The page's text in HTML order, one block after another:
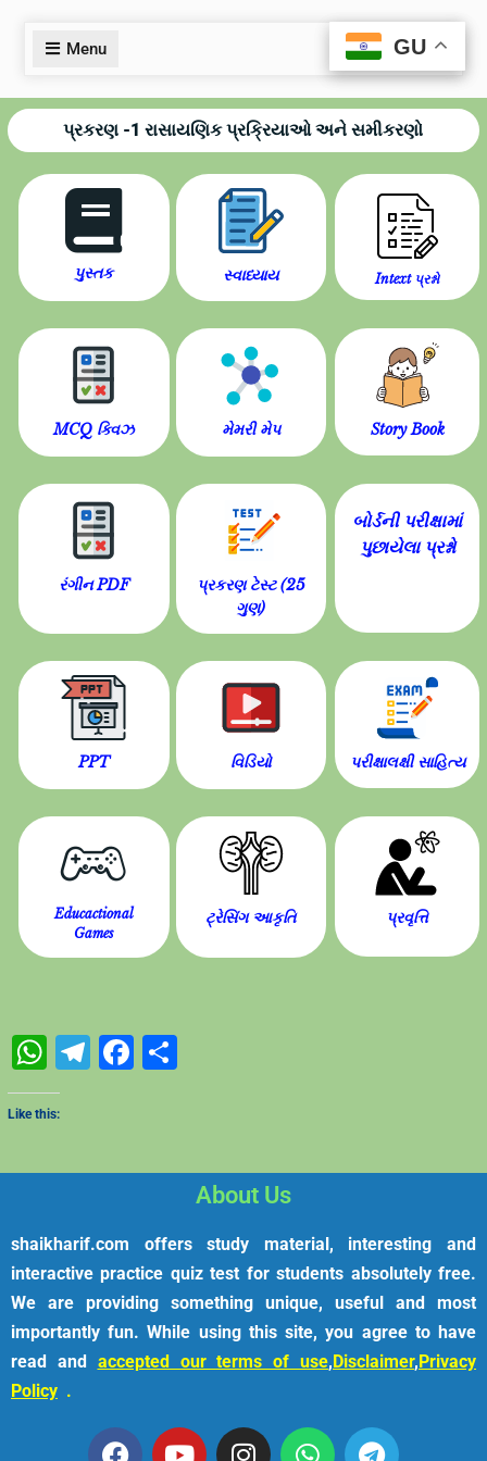
Menu
પ્રકરણ -1 રાસાયણિક પ્રક્રિયાઓ અને સમીકરણો
પુસ્તક સ્વાધ્યાય Intext પ્રશ્નો
MCQ ક્વિઝ મેમરી મેપ Story Book
રંગીન PDF
પ્રકરણ ટેસ્ટ (25
ગુણ)
બોર્ડની પરીક્ષામાં
પુછાયેલા પ્રશ્નો
PPT વિડિયો પરીક્ષાલક્ષી સાહિત્ય
Educactional
Games
ટ્રેસિંગ આકૃતિ પ્રવૃત્તિ
WhatsApp
Telegram
Facebook
Share
Like this:
About Us
shaikharif.com offers study material, interesting and
interactive practice quiz test for students absolutely free.
We are providing something unique, useful and most
importantly fun. While using this site, you agree to have
read and accepted our terms of use,Disclaimer,Privacy
Policy .
GU
GU